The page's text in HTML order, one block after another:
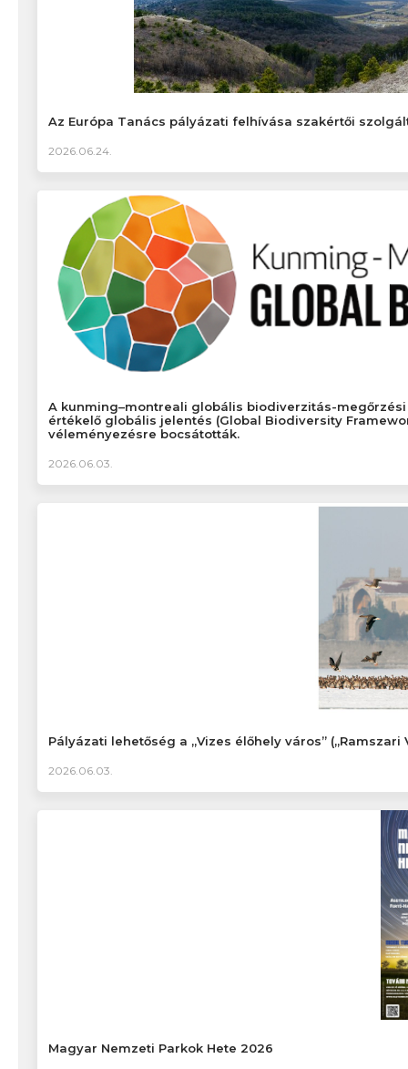
Az Európa Tanács pályázati felhívása szakértői
2026.06.24.
A kunming–montreali globális biodiverzitás-
értékelő globális jelentés (Global Biodiversity
véleményezésre bocsátották.
2026.06.03.
Pályázati lehetőség a „Vizes élőhely város” („Ramszari
2026.06.03.
Magyar Nemzeti Parkok Hete 2026